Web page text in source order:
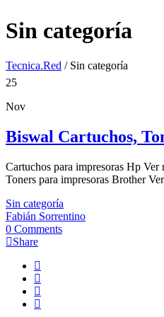
Sin categoría
Tecnica.Red / Sin categoría
25
Nov
Biswal Cartuchos,
Cartuchos para impresoras Hp
Toners para impresoras Brother
Sin categoría
Fabián Sorrentino
0 Comments
Share